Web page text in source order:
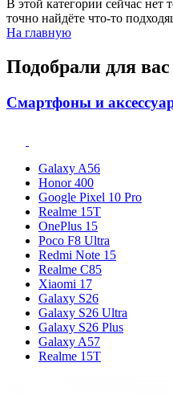
В этой категории сейчас нет
точно найдёте что-то
На главную
Подобрали для вас
Смартфоны и
Galaxy A56
Honor 400
Google Pixel 10 Pro
Realme 15T
OnePlus 15
Poco F8 Ultra
Redmi Note 15
Realme C85
Xiaomi 17
Galaxy S26
Galaxy S26 Ultra
Galaxy S26 Plus
Galaxy A57
Realme 15T